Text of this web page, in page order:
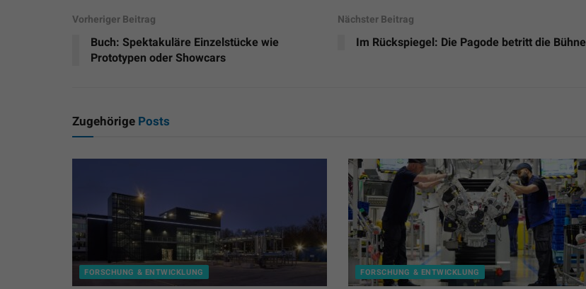
Vorheriger Beitrag
Buch: Spektakuläre Einzelstücke wie
Prototypen oder Showcars
Nächster Beitrag
Im Rückspiegel: Die Pagode betritt die Bühne
Zugehörige Posts
FORSCHUNG & ENTWICKLUNG FORSCHUNG & ENTWICKLUNG